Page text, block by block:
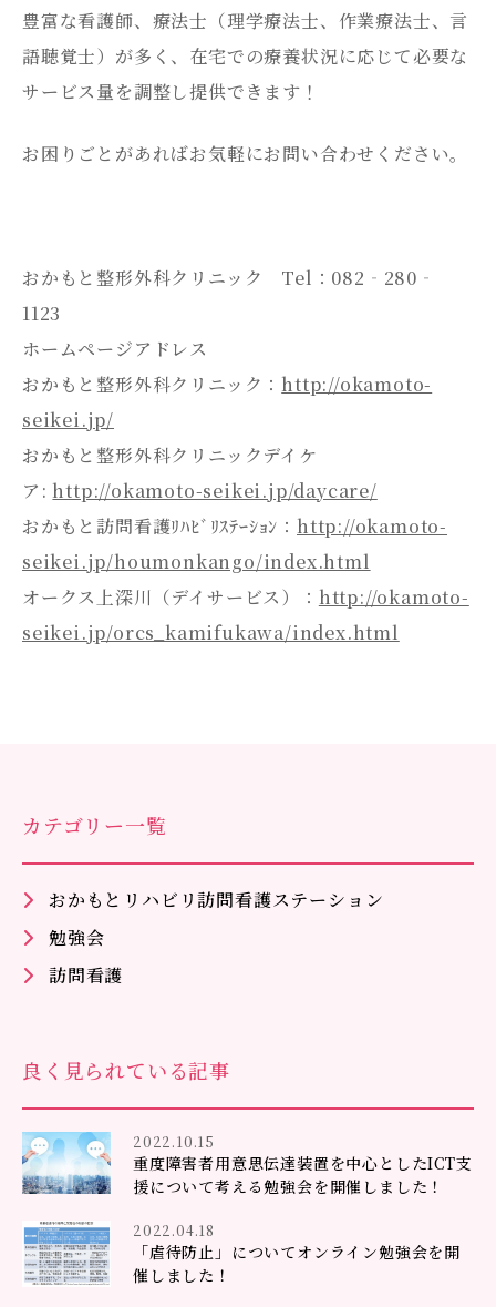
豊富な看護師、療法士（理学療法士、作業療法士、言
語聴覚士）が多く、在宅での療養状況に応じて必要な
サービス量を調整し提供できます！
お困りごとがあればお気軽にお問い合わせください。
おかもと整形外科クリニック Tel：082‐280‐
1123
ホームページアドレス
おかもと整形外科クリニック：http://okamoto-
seikei.jp/
おかもと整形外科クリニックデイケ
ア:http://okamoto-seikei.jp/daycare/
おかもと訪問看護ﾘﾊﾋﾞﾘｽﾃｰｼｮﾝ：http://okamoto-
seikei.jp/houmonkango/index.html
オークス上深川（デイサービス）： http://okamoto-
seikei.jp/orcs_kamifukawa/index.html
カテゴリー一覧
おかもとリハビリ訪問看護ステーション
勉強会
訪問看護
良く見られている記事
2022.10.15
重度障害者用意思伝達装置を中心としたICT支
援について考える勉強会を開催しました！
2022.04.18
「虐待防止」についてオンライン勉強会を開
催しました！